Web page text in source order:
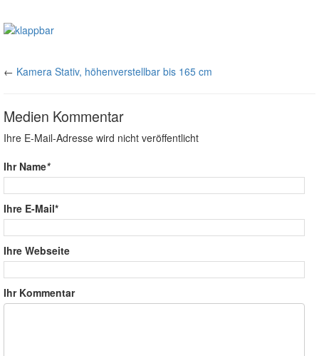
← Kamera Stativ, höhenverstellbar bis 165 cm
Medien Kommentar
Ihre E-Mail-Adresse wird nicht veröffentlicht
Ihr Name*
Ihre E-Mail*
Ihre Webseite
Ihr Kommentar